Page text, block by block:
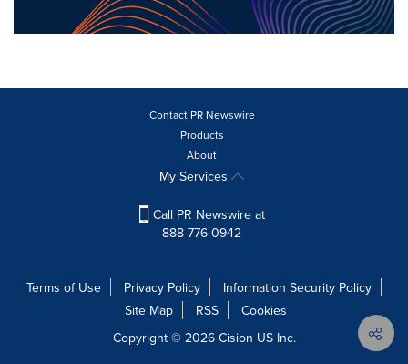
Contact PR Newswire
Products
About
My Services
Call PR Newswire at
888-776-0942
Terms of Use Privacy Policy
Information Security Policy
Site Map
RSS
Cookies
Copyright © 2026 Cision US Inc.